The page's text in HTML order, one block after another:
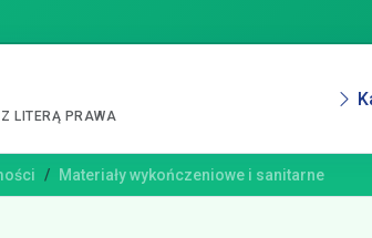
LITERĄ PRAWA
Materiały wykończeniowe i sanitarne